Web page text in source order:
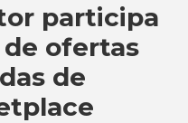
participa
ofertas
de